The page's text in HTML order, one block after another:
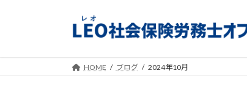
HOME ブログ 2024年10月